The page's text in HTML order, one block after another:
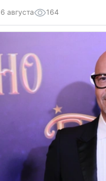
6 августа 164